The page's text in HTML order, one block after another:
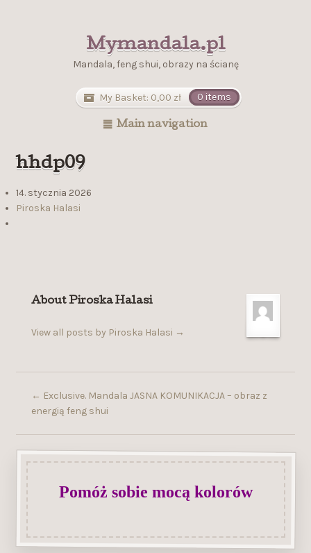
Mymandala.pl
Mandala, feng shui, obrazy na ścianę
My Basket: 0,00 zł 0 items
Main navigation
hhdp09
14. stycznia 2026
Piroska Halasi
About Piroska Halasi
View all posts by Piroska Halasi →
← Exclusive. Mandala JASNA KOMUNIKACJA – obraz z
energią feng shui
Pomóż sobie mocą kolorów